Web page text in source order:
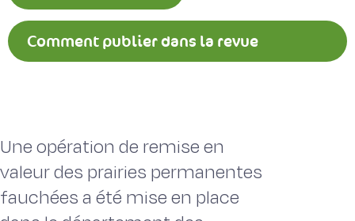
Comment publier dans la revue
Une opération de remise en
valeur des prairies permanentes
fauchées a été mise en place